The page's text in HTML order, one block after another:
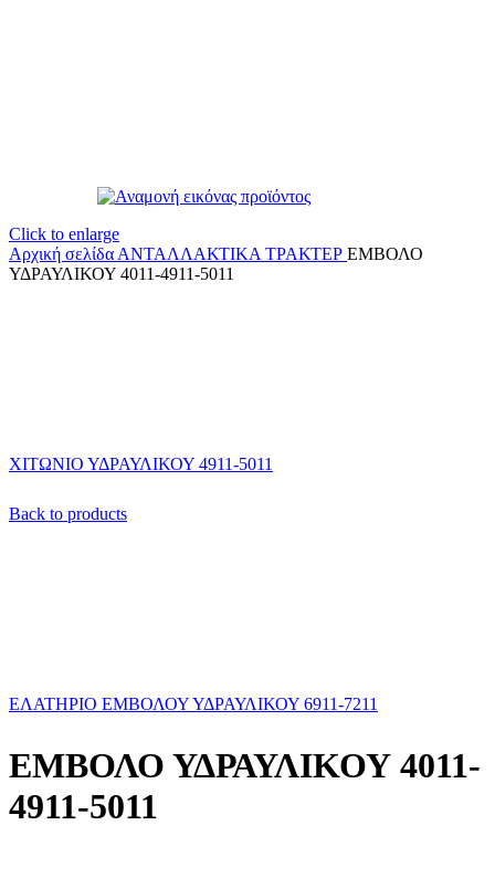
Click to enlarge
Αρχική σελίδα ΑΝΤΑΛΛΑΚΤΙΚΑ ΤΡΑΚΤΕΡ ΕΜΒΟΛΟ
ΥΔΡΑΥΛΙΚΟΥ 4011-4911-5011
ΧΙΤΩΝΙΟ ΥΔΡΑΥΛΙΚΟΥ 4911-5011
Back to products
ΕΛΑΤΗΡΙΟ ΕΜΒΟΛΟΥ ΥΔΡΑΥΛΙΚΟΥ 6911-7211
ΕΜΒΟΛΟ ΥΔΡΑΥΛΙΚΟΥ 4011-
4911-5011